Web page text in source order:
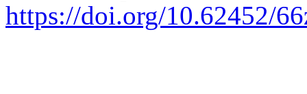
https://doi.org/10.62452/